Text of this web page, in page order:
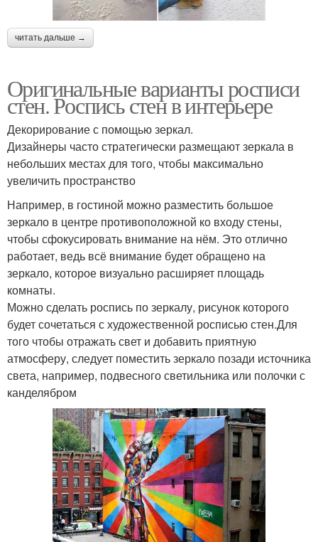
читать дальше →
Оригинальные варианты росписи
стен. Роспись стен в интерьере
Декорирование с помощью зеркал.
Дизайнеры часто стратегически размещают зеркала в
небольших местах для того, чтобы максимально
увеличить пространство
Например, в гостиной можно разместить большое
зеркало в центре противоположной ко входу стены,
чтобы сфокусировать внимание на нём. Это отлично
работает, ведь всё внимание будет обращено на
зеркало, которое визуально расширяет площадь
комнаты.
Можно сделать роспись по зеркалу, рисунок которого
будет сочетаться с художественной росписью стен.Для
того чтобы отражать свет и добавить приятную
атмосферу, следует поместить зеркало позади источника
света, например, подвесного светильника или полочки с
канделябром